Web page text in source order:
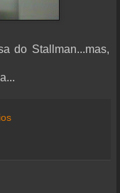
do Stallman...mas,